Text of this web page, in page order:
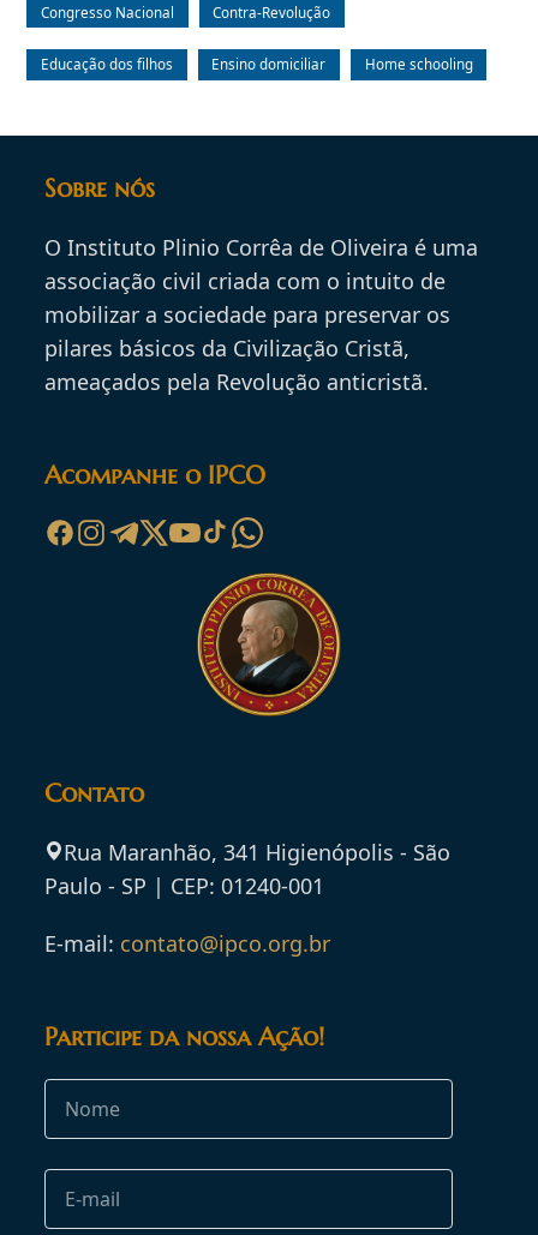
Congresso Nacional Contra-Revolução
Educação dos filhos Ensino domiciliar Home schooling
Sobre nós
O Instituto Plinio Corrêa de Oliveira é uma
associação civil criada com o intuito de
mobilizar a sociedade para preservar os
pilares básicos da Civilização Cristã,
ameaçados pela Revolução anticristã.
Acompanhe o IPCO
Contato
Rua Maranhão, 341 Higienópolis - São
Paulo - SP | CEP: 01240-001
E-mail: contato@ipco.org.br
Participe da nossa Ação!